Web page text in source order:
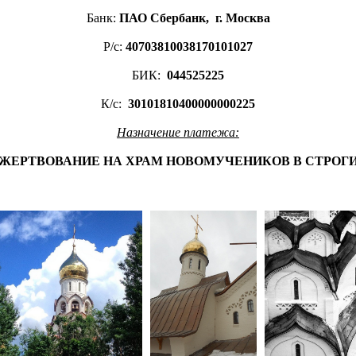
Банк: ПАО Сбербанк, г. Москва
Р/с: 40703810038170101027
БИК: 044525225
К/с: 30101810400000000225
Назначение платежа:
НА ХРАМ НОВОМУЧЕНИКОВ В